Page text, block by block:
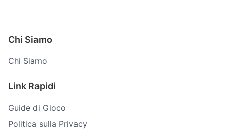
Chi Siamo
Chi Siamo
Link Rapidi
Guide di Gioco
Politica sulla Privacy